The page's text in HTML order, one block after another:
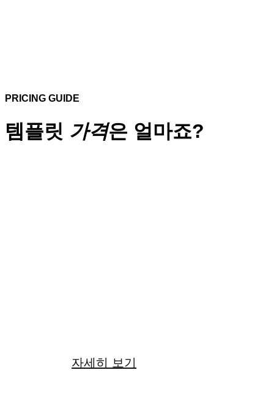
PRICING GUIDE
템플릿 가격은 얼마죠?
자세히 보기